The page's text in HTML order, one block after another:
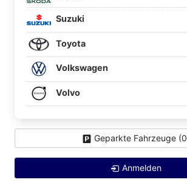
Suzuki
Toyota
Volkswagen
Volvo
Geparkte Fahrzeuge (0
Anmelden